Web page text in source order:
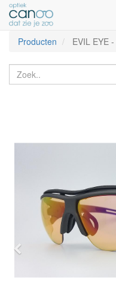
Producten
EVIL EYE -
Vorige